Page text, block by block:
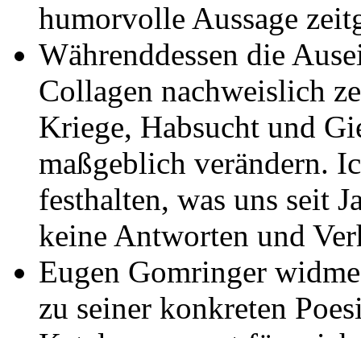
humorvolle Aussage
Währenddessen die
Collagen nachweislich
Kriege, Habsucht und
maßgeblich verändern.
festhalten, was uns seit
keine Antworten und
Eugen Gomringer
zu seiner konkreten